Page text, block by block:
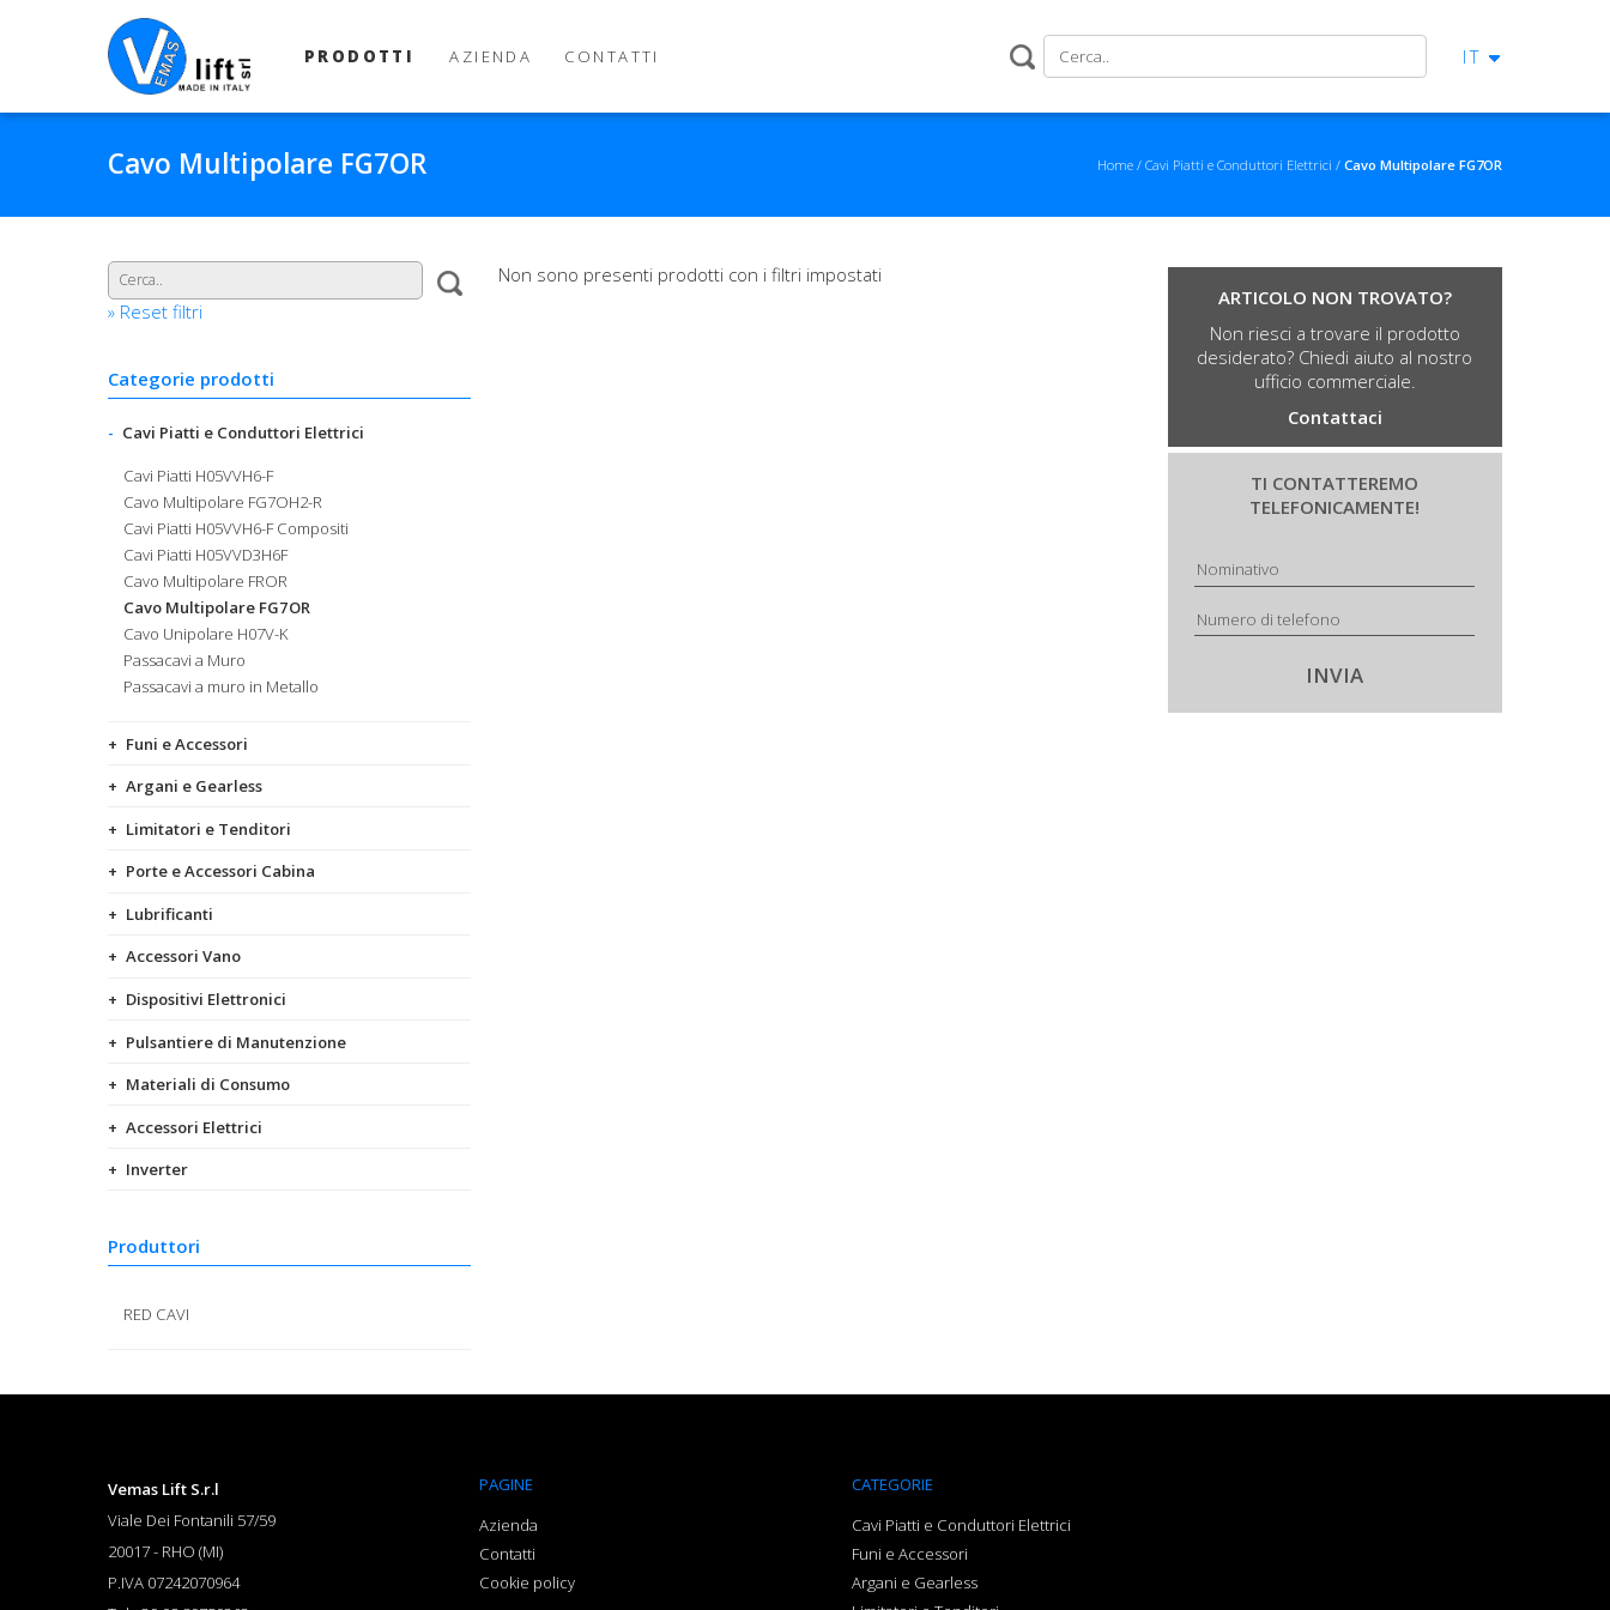
IT
PRODOTTI AZIENDA CONTATTI
Cavo Multipolare FG7OR Home Cavi Piatti e Conduttori Elettrici Cavo Multipolare FG7OR
» Reset filtri
Categorie prodotti
Cavi Piatti e Conduttori Elettrici
Cavi Piatti H05VVH6-F
Cavo Multipolare FG7OH2-R
Cavi Piatti H05VVH6-F Compositi
Cavi Piatti H05VVD3H6F
Cavo Multipolare FROR
Cavo Multipolare FG7OR
Cavo Unipolare H07V-K
Passacavi a Muro
Passacavi a muro in Metallo
Funi e Accessori
Argani e Gearless
Limitatori e Tenditori
Porte e Accessori Cabina
Lubrificanti
Accessori Vano
Dispositivi Elettronici
Pulsantiere di Manutenzione
Materiali di Consumo
Accessori Elettrici
Inverter
Produttori
RED CAVI
Non sono presenti prodotti con i filtri impostati
ARTICOLO NON TROVATO?
Non riesci a trovare il prodotto
desiderato? Chiedi aiuto al nostro
ufficio commerciale.
Contattaci
TI CONTATTEREMO
TELEFONICAMENTE!
Vemas Lift S.r.l
Viale Dei Fontanili 57/59
20017- RHO (MI)
P.IVA 07242070964
PAGINE
Azienda
Contatti
Cookie policy
CATEGORIE
Cavi Piatti e Conduttori Elettrici
Funi e Accessori
Argani e Gearless